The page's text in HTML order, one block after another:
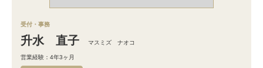
受付・事務
升水 直子 マスミズ ナオコ
営業経験：4年3ヶ月